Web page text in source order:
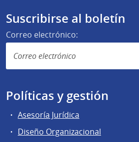
Suscribirse al boletín
Correo electrónico:
Políticas y gestión
Asesoría Jurídica
Diseño Organizacional